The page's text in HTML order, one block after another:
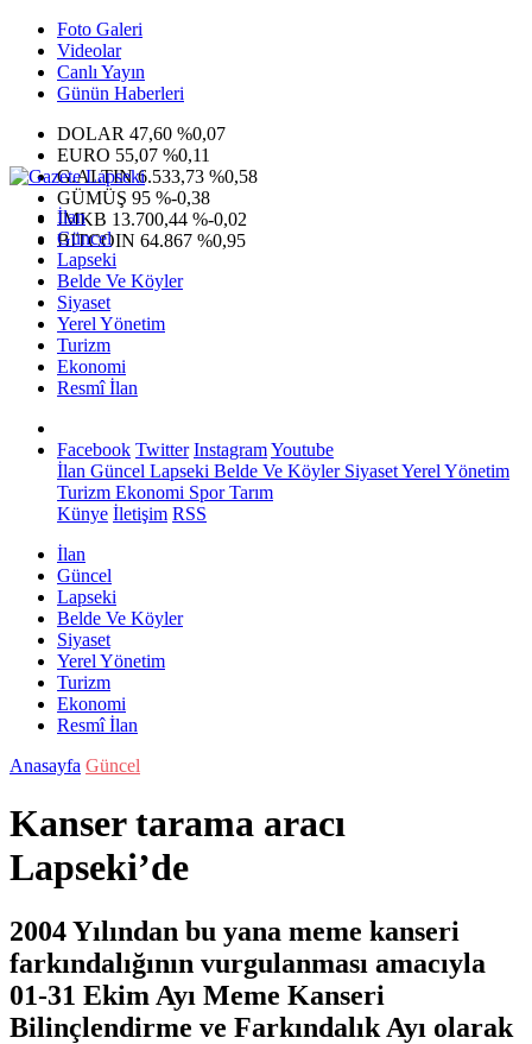
Foto Galeri
Videolar
Canlı Yayın
Günün Haberleri
DOLAR 47,60 %0,07
EURO 55,07 %0,11
G.ALTIN6.533,73 %0,58
GÜMÜŞ 95 %-0,38
IMKB 13.700,44 %-0,02
BITCOIN 64.867 %0,95
İlan
Güncel
Lapseki
Belde Ve Köyler
Siyaset
Yerel Yönetim
Turizm
Ekonomi
Resmî İlan
Facebook Twitter InstagramYoutube
İlan Güncel Lapseki Belde Ve KöylerSiyasetYerel Yönetim
Turizm Ekonomi SporTarım
Künye İletişim RSS
İlan
Güncel
Lapseki
Belde Ve Köyler
Siyaset
Yerel Yönetim
Turizm
Ekonomi
Resmî İlan
Anasayfa Güncel
Kanser tarama aracı
Lapseki’de
2004 Yılından bu yana meme kanseri
farkındalığının vurgulanması amacıyla
01-31 Ekim Ayı Meme Kanseri
Bilinçlendirme ve Farkındalık Ayı olarak